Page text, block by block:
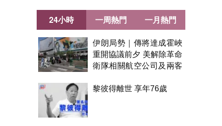
24小時
伊朗局勢｜傳將達成霍峽
重開協議前夕 美解除革命
衛隊相關航空公司及兩客
黎彼得離世 享年76歲
一周熱門 一月熱門